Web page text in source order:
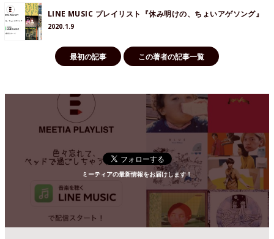
LINE MUSIC プレイリスト『休み明けの、ちょいアゲソング』
2020.1.9
最初の記事 この著者の記事一覧
ミーティアの最新情報をお届けします！